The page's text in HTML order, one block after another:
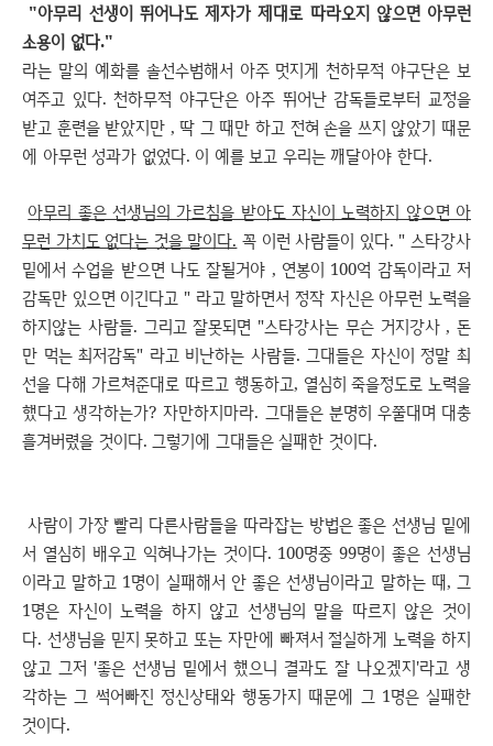
"아무리 선생이 뛰어나도 제자가 제대로 따라오지 않으면 아무런
소용이 없다."
라는 말의 예화를 솔선수범해서 아주 멋지게 천하무적 야구단은 보
여주고 있다. 천하무적 야구단은 아주 뛰어난 감독들로부터 교정을
받고 훈련을 받았지만 , 딱 그 때만 하고 전혀 손을 쓰지 않았기 때문
에 아무런 성과가 없었다. 이 예를 보고 우리는 깨달아야 한다.
아무리 좋은 선생님의 가르침을 받아도 자신이 노력하지 않으면 아
무런 가치도 없다는 것을 말이다. 꼭 이런 사람들이 있다. " 스타강사
밑에서 수업을 받으면 나도 잘될거야 , 연봉이 100억 감독이라고 저
감독만 있으면 이긴다고 " 라고 말하면서 정작 자신은 아무런 노력을
하지않는 사람들. 그리고 잘못되면 "스타강사는 무슨 거지강사 , 돈
만 먹는 최저감독" 라고 비난하는 사람들. 그대들은 자신이 정말 최
선을 다해 가르쳐준대로 따르고 행동하고, 열심히 죽을정도로 노력을
했다고 생각하는가? 자만하지마라. 그대들은 분명히 우쭐대며 대충
흘겨버렸을 것이다. 그렇기에 그대들은 실패한 것이다.
사람이 가장 빨리 다른사람들을 따라잡는 방법은 좋은 선생님 밑에
서 열심히 배우고 익혀나가는 것이다. 100명중 99명이 좋은 선생님
이라고 말하고 1명이 실패해서 안 좋은 선생님이라고 말하는 때, 그
1명은 자신이 노력을 하지 않고 선생님의 말을 따르지 않은 것이
다. 선생님을 믿지 못하고 또는 자만에 빠져서 절실하게 노력을 하지
않고 그저 '좋은 선생님 밑에서 했으니 결과도 잘 나오겠지'라고 생
각하는 그 썩어빠진 정신상태와 행동가지 때문에 그 1명은 실패한
것이다.